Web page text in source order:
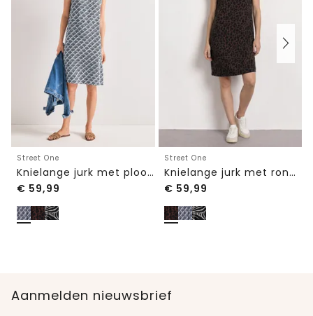
Street One
Knielange jurk met plooien
€ 59,99
Street One
Knielange jurk met ronde halslijn
€ 59,99
Aanmelden nieuwsbrief